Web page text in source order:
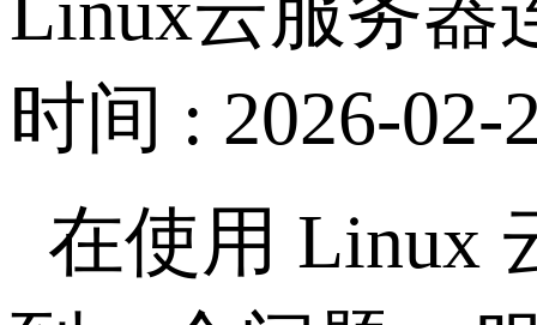
时间 : 2026-02-
在使用 Linux